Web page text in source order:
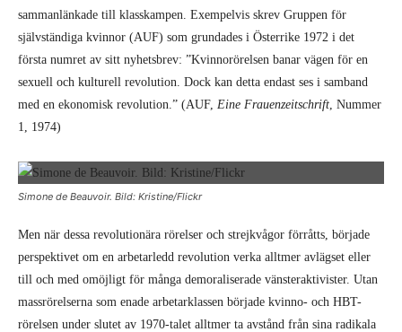
sammanlänkade till klasskampen. Exempelvis skrev Gruppen för
självständiga kvinnor (AUF) som grundades i Österrike 1972 i det
första numret av sitt nyhetsbrev: ”Kvinnorörelsen banar vägen för en
sexuell och kulturell revolution. Dock kan detta endast ses i samband
med en ekonomisk revolution.” (AUF, Eine Frauenzeitschrift , Nummer
1, 1974)
Simone de Beauvoir. Bild: Kristine/Flickr
Men när dessa revolutionära rörelser och strejkvågor förråtts, började
perspektivet om en arbetarledd revolution verka alltmer avlägset eller
till och med omöjligt för många demoraliserade vänsteraktivister. Utan
massrörelserna som enade arbetarklassen började kvinno- och HBT-
rörelsen under slutet av 1970-talet alltmer ta avstånd från sina radikala